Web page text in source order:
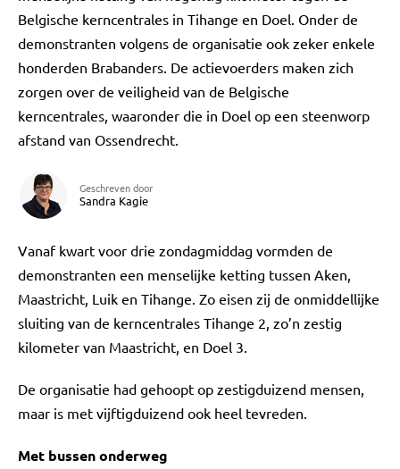
Belgische kerncentrales in Tihange en Doel. Onder de
demonstranten volgens de organisatie ook zeker enkele
honderden Brabanders. De actievoerders maken zich
zorgen over de veiligheid van de Belgische
kerncentrales, waaronder die in Doel op een steenworp
afstand van Ossendrecht.
Geschreven door
Sandra Kagie
Vanaf kwart voor drie zondagmiddag vormden de
demonstranten een menselijke ketting tussen Aken,
Maastricht, Luik en Tihange. Zo eisen zij de onmiddellijke
sluiting van de kerncentrales Tihange 2, zo’n zestig
kilometer van Maastricht, en Doel 3.
De organisatie had gehoopt op zestigduizend mensen,
maar is met vijftigduizend ook heel tevreden.
Met bussen onderweg